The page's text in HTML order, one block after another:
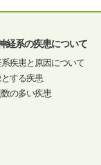
経系の疾患について
疾患と原因について
する疾患
の多い疾患